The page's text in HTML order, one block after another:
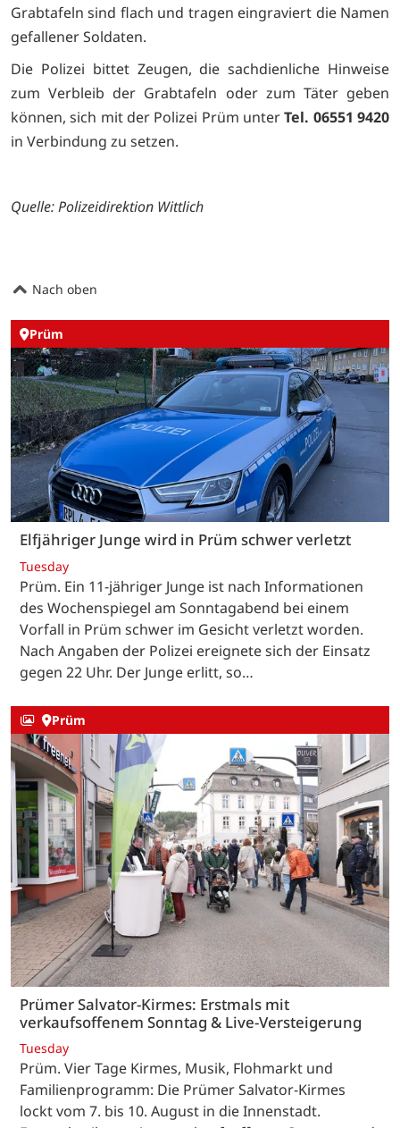
Grabtafeln sind flach und tragen eingraviert die Namen
gefallener Soldaten.
Die Polizei bittet Zeugen, die sachdienliche Hinweise
zum Verbleib der Grabtafeln oder zum Täter geben
können, sich mit der Polizei Prüm unterTel. 06551 9420
in Verbindung zu setzen.
Quelle: Polizeidirektion Wittlich
Nach oben
Prüm
Elfjähriger Junge wird in Prüm schwer verletzt
Tuesday
Prüm. Ein 11-jähriger Junge ist nach Informationen
des Wochenspiegel am Sonntagabend bei einem
Vorfall in Prüm schwer im Gesicht verletzt worden.
Nach Angaben der Polizei ereignete sich der Einsatz
gegen 22 Uhr. Der Junge erlitt, so…
Prüm
Prümer Salvator-Kirmes: Erstmals mit
verkaufsoffenem Sonntag & Live-Versteigerung
Tuesday
Prüm. Vier Tage Kirmes, Musik, Flohmarkt und
Familienprogramm: Die Prümer Salvator-Kirmes
lockt vom 7. bis 10. August in die Innenstadt.